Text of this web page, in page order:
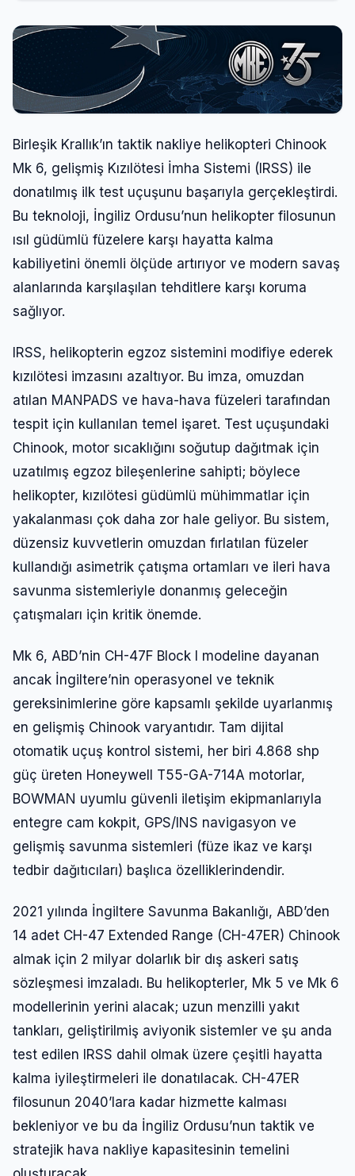
Birleşik Krallık’ın taktik nakliye helikopteri Chinook
Mk 6, gelişmiş Kızılötesi İmha Sistemi (IRSS) ile
donatılmış ilk test uçuşunu başarıyla gerçekleştirdi.
Bu teknoloji, İngiliz Ordusu’nun helikopter filosunun
ısıl güdümlü füzelere karşı hayatta kalma
kabiliyetini önemli ölçüde artırıyor ve modern savaş
alanlarında karşılaşılan tehditlere karşı koruma
sağlıyor.
IRSS, helikopterin egzoz sistemini modifiye ederek
kızılötesi imzasını azaltıyor. Bu imza, omuzdan
atılan MANPADS ve hava-hava füzeleri tarafından
tespit için kullanılan temel işaret. Test uçuşundaki
Chinook, motor sıcaklığını soğutup dağıtmak için
uzatılmış egzoz bileşenlerine sahipti; böylece
helikopter, kızılötesi güdümlü mühimmatlar için
yakalanması çok daha zor hale geliyor. Bu sistem,
düzensiz kuvvetlerin omuzdan fırlatılan füzeler
kullandığı asimetrik çatışma ortamları ve ileri hava
savunma sistemleriyle donanmış geleceğin
çatışmaları için kritik önemde.
Mk 6, ABD’nin CH-47F Block I modeline dayanan
ancak İngiltere’nin operasyonel ve teknik
gereksinimlerine göre kapsamlı şekilde uyarlanmış
en gelişmiş Chinook varyantıdır. Tam dijital
otomatik uçuş kontrol sistemi, her biri 4.868 shp
güç üreten Honeywell T55-GA-714A motorlar,
BOWMAN uyumlu güvenli iletişim ekipmanlarıyla
entegre cam kokpit, GPS/INS navigasyon ve
gelişmiş savunma sistemleri (füze ikaz ve karşı
tedbir dağıtıcıları) başlıca özelliklerindendir.
2021 yılında İngiltere Savunma Bakanlığı, ABD’den
14 adet CH-47 Extended Range (CH-47ER) Chinook
almak için 2 milyar dolarlık bir dış askeri satış
sözleşmesi imzaladı. Bu helikopterler, Mk 5 ve Mk 6
modellerinin yerini alacak; uzun menzilli yakıt
tankları, geliştirilmiş aviyonik sistemler ve şu anda
test edilen IRSS dahil olmak üzere çeşitli hayatta
kalma iyileştirmeleri ile donatılacak. CH-47ER
filosunun 2040’lara kadar hizmette kalması
bekleniyor ve bu da İngiliz Ordusu’nun taktik ve
stratejik hava nakliye kapasitesinin temelini